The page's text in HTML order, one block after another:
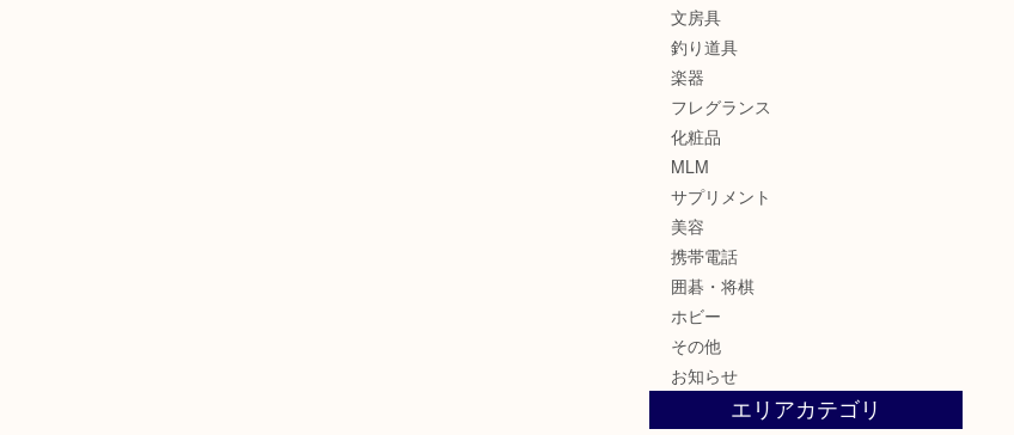
文房具
釣り道具
楽器
フレグランス
化粧品
MLM
サプリメント
美容
携帯電話
囲碁・将棋
ホビー
その他
お知らせ
エリアカテゴリ